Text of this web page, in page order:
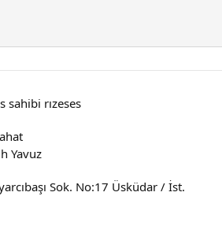
sahibi rızeses
Yavuz
Sok. No:17 Üsküdar / İst.